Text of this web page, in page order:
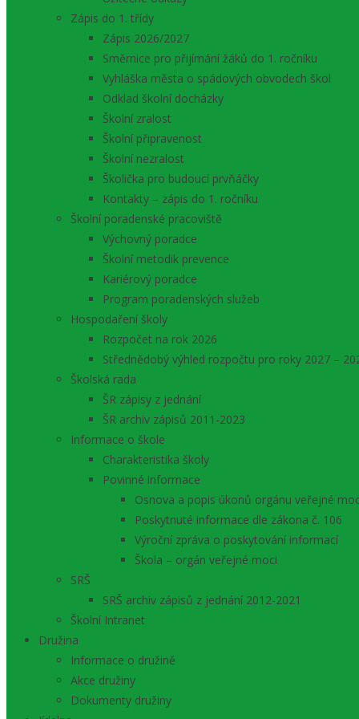
Zápis do 1. třídy
Zápis 2026/2027
Směrnice pro přijímání žáků do 1. ročníku
Vyhláška města o spádových obvodech škol
Odklad školní docházky
Školní zralost
Školní připravenost
Školní nezralost
Školička pro budoucí prvňáčky
Kontakty – zápis do 1. ročníku
Školní poradenské pracoviště
Výchovný poradce
Školní metodik prevence
Kariérový poradce
Program poradenských služeb
Hospodaření školy
Rozpočet na rok 2026
Střednědobý výhled rozpočtu pro roky 2027 –
Školská rada
ŠR zápisy z jednání
ŠR archiv zápisů 2011-2023
Informace o škole
Charakteristika školy
Povinné informace
Osnova a popis úkonů orgánu veřejné
Poskytnuté informace dle zákona č. 106
Výroční zpráva o poskytování informací
Škola – orgán veřejné moci
SRŠ
SRŠ archiv zápisů z jednání 2012-2021
Školní Intranet
Družina
Informace o družině
Akce družiny
Dokumenty družiny